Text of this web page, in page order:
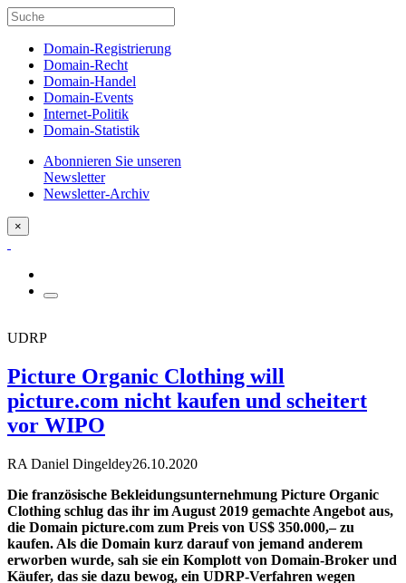
Domain-Registrierung
Domain-Recht
Domain-Handel
Domain-Events
Internet-Politik
Domain-Statistik
Abonnieren Sie unseren
Newsletter
Newsletter-Archiv
×
UDRP
Picture Organic Clothing will
picture.com nicht kaufen und scheitert
vor WIPO
RA Daniel Dingeldey26.10.2020
Die französische Bekleidungsunternehmung Picture Organic
Clothing schlug das ihr im August 2019 gemachte Angebot aus,
die Domain picture.com zum Preis von US$ 350.000,– zu
kaufen. Als die Domain kurz darauf von jemand anderem
erworben wurde, sah sie ein Komplott von Domain-Broker und
Käufer, das sie dazu bewog, ein UDRP-Verfahren wegen